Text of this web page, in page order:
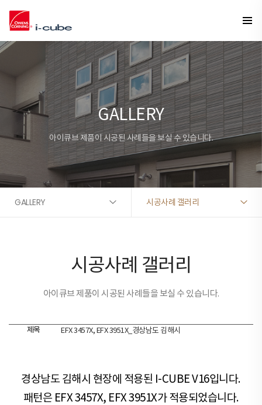
GALLERY
아이큐브 제품이 시공된 사례들을 보실 수 있습니다.
GALLERY 시공사례 갤러리
시공사례 갤러리
아이큐브 제품이 시공된 사례들을 보실 수 있습니다.
제목 EFX 3457X, EFX 3951X_경상남도 김해시
경상남도 김해시 현장​​에 적용된 I-CUBE V16입니다.
패턴은 EFX 3457X, EFX 3951X가 적용되었습니다.